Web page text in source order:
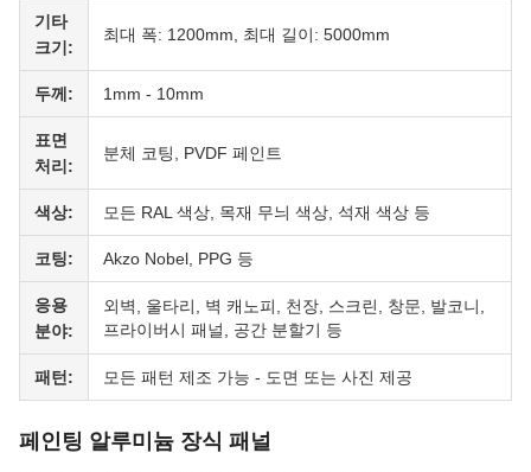
기타
크기:
최대 폭: 1200mm, 최대 길이: 5000mm
두께: 1mm - 10mm
표면
처리:
분체 코팅, PVDF 페인트
색상: 모든 RAL 색상, 목재 무늬 색상, 석재 색상 등
코팅: Akzo Nobel, PPG 등
응용
분야:
외벽, 울타리, 벽 캐노피, 천장, 스크린, 창문, 발코니,
프라이버시 패널, 공간 분할기 등
패턴: 모든 패턴 제조 가능 - 도면 또는 사진 제공
페인팅 알루미늄 장식 패널